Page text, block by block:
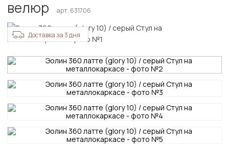
велюр
арт. 631706
Доставка за 3 дня